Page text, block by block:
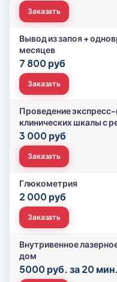
Заказать
Вывод из запоя +
месяцев
7 800 руб
Заказать
Проведение
клинических шкалы с
3 000 руб
Заказать
Глюкометрия
2 000 руб
Заказать
Внутривенное
дом
5000 руб. за 20 мин.